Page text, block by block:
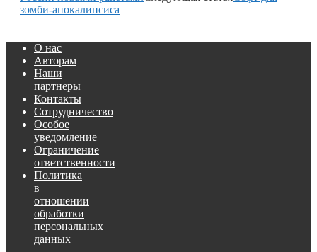
зомби-апокалипсиса
О нас
Авторам
Наши
партнеры
Контакты
Сотрудничество
Особое
уведомление
Ограничение
ответственности
Политика
в
отношении
обработки
персональных
данных